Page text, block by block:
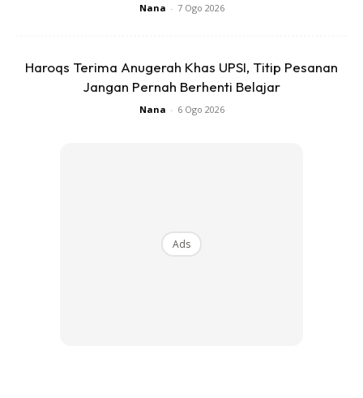
Menerusi entri itu juga Harris turut mengabadikan
kenangan berlatar belakangkan Kaabah bersama isteri dan
Nana - 7 Ogo 2026
Haroqs Terima Anugerah Khas UPSI, Titip Pesanan
Jangan Pernah Berhenti Belajar
Nana - 6 Ogo 2026
Ads